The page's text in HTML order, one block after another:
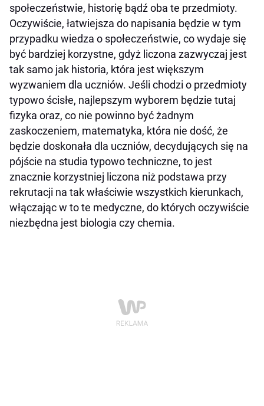
społeczeństwie, historię bądź oba te przedmioty.
Oczywiście, łatwiejsza do napisania będzie w tym
przypadku wiedza o społeczeństwie, co wydaje się
być bardziej korzystne, gdyż liczona zazwyczaj jest
tak samo jak historia, która jest większym
wyzwaniem dla uczniów. Jeśli chodzi o przedmioty
typowo ścisłe, najlepszym wyborem będzie tutaj
fizyka oraz, co nie powinno być żadnym
zaskoczeniem, matematyka, która nie dość, że
będzie doskonała dla uczniów, decydujących się na
pójście na studia typowo techniczne, to jest
znacznie korzystniej liczona niż podstawa przy
rekrutacji na tak właściwie wszystkich kierunkach,
włączając w to te medyczne, do których oczywiście
niezbędna jest biologia czy chemia.